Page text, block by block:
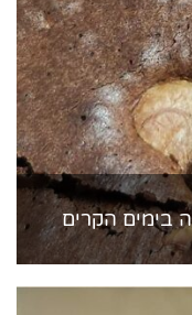
בימים הקרים